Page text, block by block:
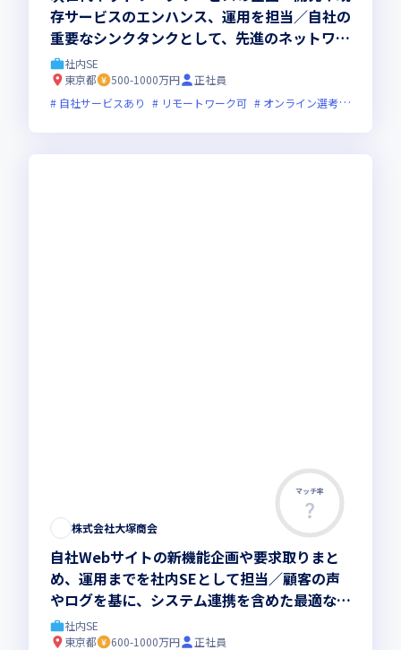
存サービスのエンハンス、運用を担当／自社の
重要なシンクタンクとして、先進のネットワー
ク技術やサービスの調査研究に携わります
社内SE
東京都
500-1000万円
正社員
自社サービスあり
リモートワーク可 オンライン選考可
マッチ率
株式会社大塚商会
自社Webサイトの新機能企画や要求取りまと
め、運用までを社内SEとして担当／顧客の声
やログを基に、システム連携を含めた最適なサ
イト改善を主体的に進めていただきます
社内SE
東京都
600-1000万円
正社員